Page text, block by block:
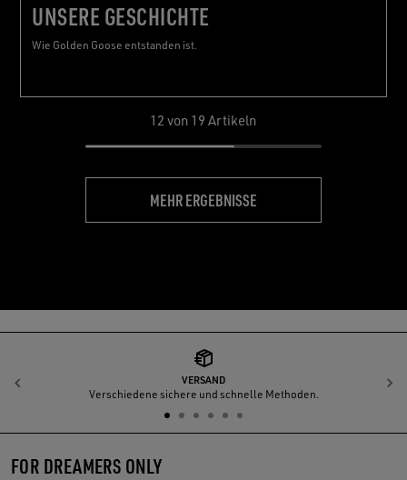
UNSERE GESCHICHTE
Wie Golden Goose entstanden ist.
12 von 19 Artikeln
MEHR ERGEBNISSE
VERSAND
Verschiedene sichere und schnelle Methoden.
Zurück
FOR DREAMERS ONLY